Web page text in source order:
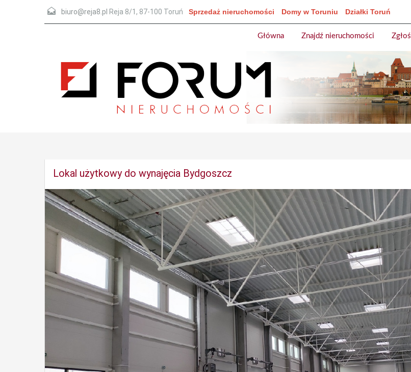
biuro@reja8.pl Reja 8/1 , 87-100 Toruń Sprzedaż nieruchomości Domy w Toruniu Działki Toruń
Główna Znajdź nieruchomości Zgłoś
Lokal użytkowy do wynajęcia Bydgoszcz